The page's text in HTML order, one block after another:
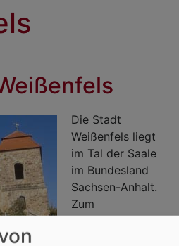
Die Stadt
Weißenfels liegt
im Tal der Saale
im Bundesland
Sachsen-Anhalt.
Zum